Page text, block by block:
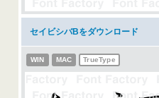
セイビシバBをダウンロード
WIN MAC TrueType